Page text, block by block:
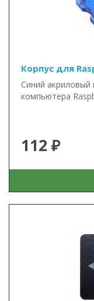
Корпус для
Синий акриловый
компьютера
112 ₽